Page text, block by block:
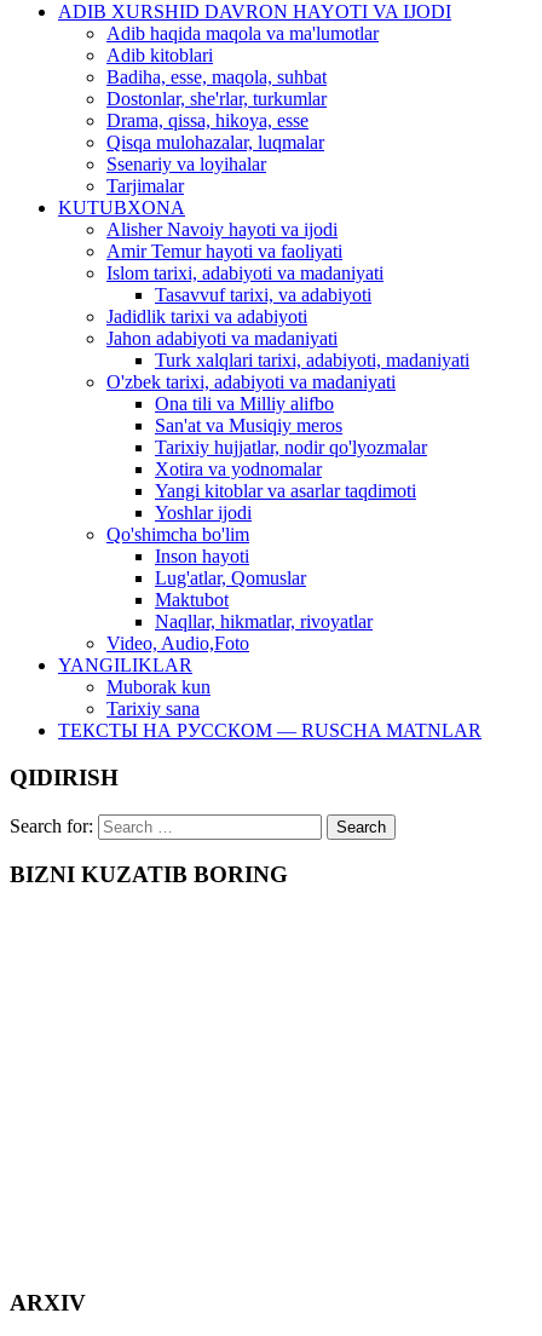
ADIB XURSHID DAVRON HAYOTI VA IJODI
Adib haqida maqola va ma'lumotlar
Adib kitoblari
Badiha, esse, maqola, suhbat
Dostonlar, she'rlar, turkumlar
Drama, qissa, hikoya, esse
Qisqa mulohazalar, luqmalar
Ssenariy va loyihalar
Tarjimalar
KUTUBXONA
Alisher Navoiy hayoti va ijodi
Amir Temur hayoti va faoliyati
Islom tarixi, adabiyoti va madaniyati
Tasavvuf tarixi, va adabiyoti
Jadidlik tarixi va adabiyoti
Jahon adabiyoti va madaniyati
Turk xalqlari tarixi, adabiyoti, madaniyati
O'zbek tarixi, adabiyoti va madaniyati
Ona tili va Milliy alifbo
San'at va Musiqiy meros
Tarixiy hujjatlar, nodir qo'lyozmalar
Xotira va yodnomalar
Yangi kitoblar va asarlar taqdimoti
Yoshlar ijodi
Qo'shimcha bo'lim
Inson hayoti
Lug'atlar, Qomuslar
Maktubot
Naqllar, hikmatlar, rivoyatlar
Video, Audio,Foto
YANGILIKLAR
Muborak kun
Tarixiy sana
ТЕКСТЫ НА РУССКОМ — RUSCHA MATNLAR
QIDIRISH
Search for:
BIZNI KUZATIB BORING
ARXIV